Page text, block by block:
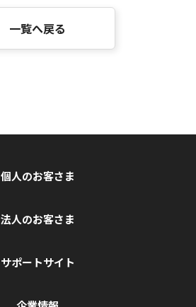
一覧へ戻る
個人のお客さま
法人のお客さま
サポートサイト